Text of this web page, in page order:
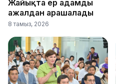
Жайықта ер адамды
ажалдан арашалады
8 тамыз, 2026